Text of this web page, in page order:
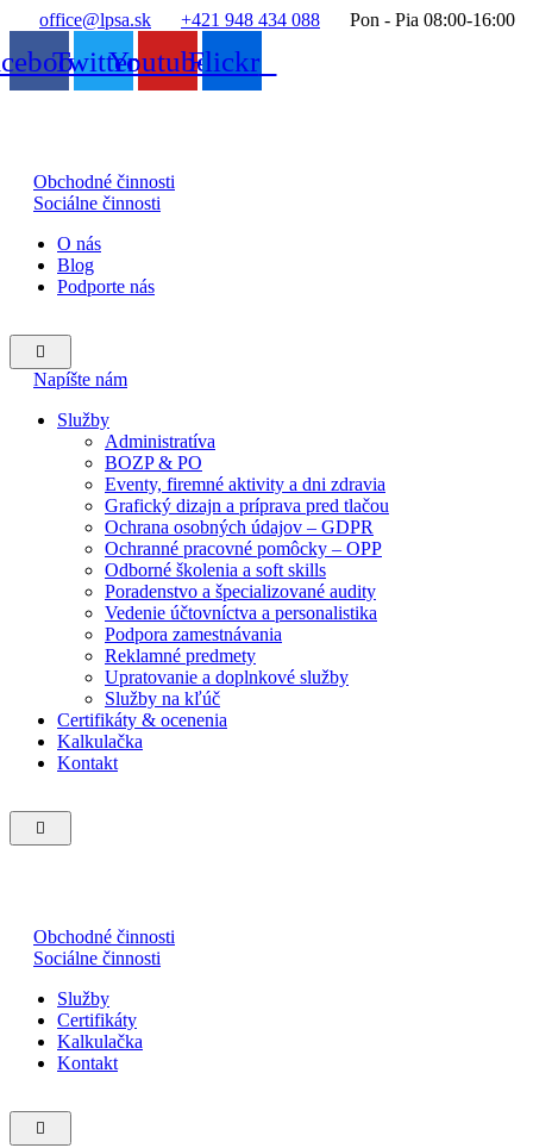
office@lpsa.sk +421 948 434 088 Pon - Pia 08:00-16:00
TwitterYoutubeFlickr
Obchodné činnosti
Sociálne činnosti
O nás
Blog
Podporte nás
Hamburger
Toggle
Menu
Napíšte nám
Služby
Administratíva
BOZP & PO
Eventy, firemné aktivity a dni zdravia
Grafický dizajn a príprava pred tlačou
Ochrana osobných údajov – GDPR
Ochranné pracovné pomôcky – OPP
Odborné školenia a soft skills
Poradenstvo a špecializované audity
Vedenie účtovníctva a personalistika
Podpora zamestnávania
Reklamné predmety
Upratovanie a doplnkové služby
Služby na kľúč
Certifikáty & ocenenia
Kalkulačka
Kontakt
Hamburger
Toggle
Obchodné činnosti
Sociálne činnosti
Služby
Certifikáty
Kalkulačka
Kontakt
Hamburger